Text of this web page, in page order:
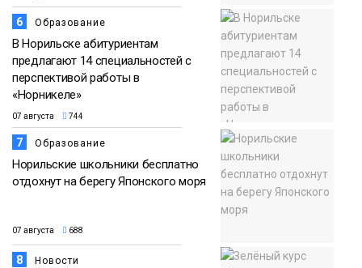
6 Образование
В Норильске абитуриентам
предлагают 14 специальностей с
перспективой работы в
«Норникеле»
07 августа 744
7 Образование
Норильские школьники бесплатно
отдохнут на берегу Японского моря
07 августа 688
8 Новости